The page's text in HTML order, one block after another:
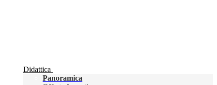
Didattica
Panoramica